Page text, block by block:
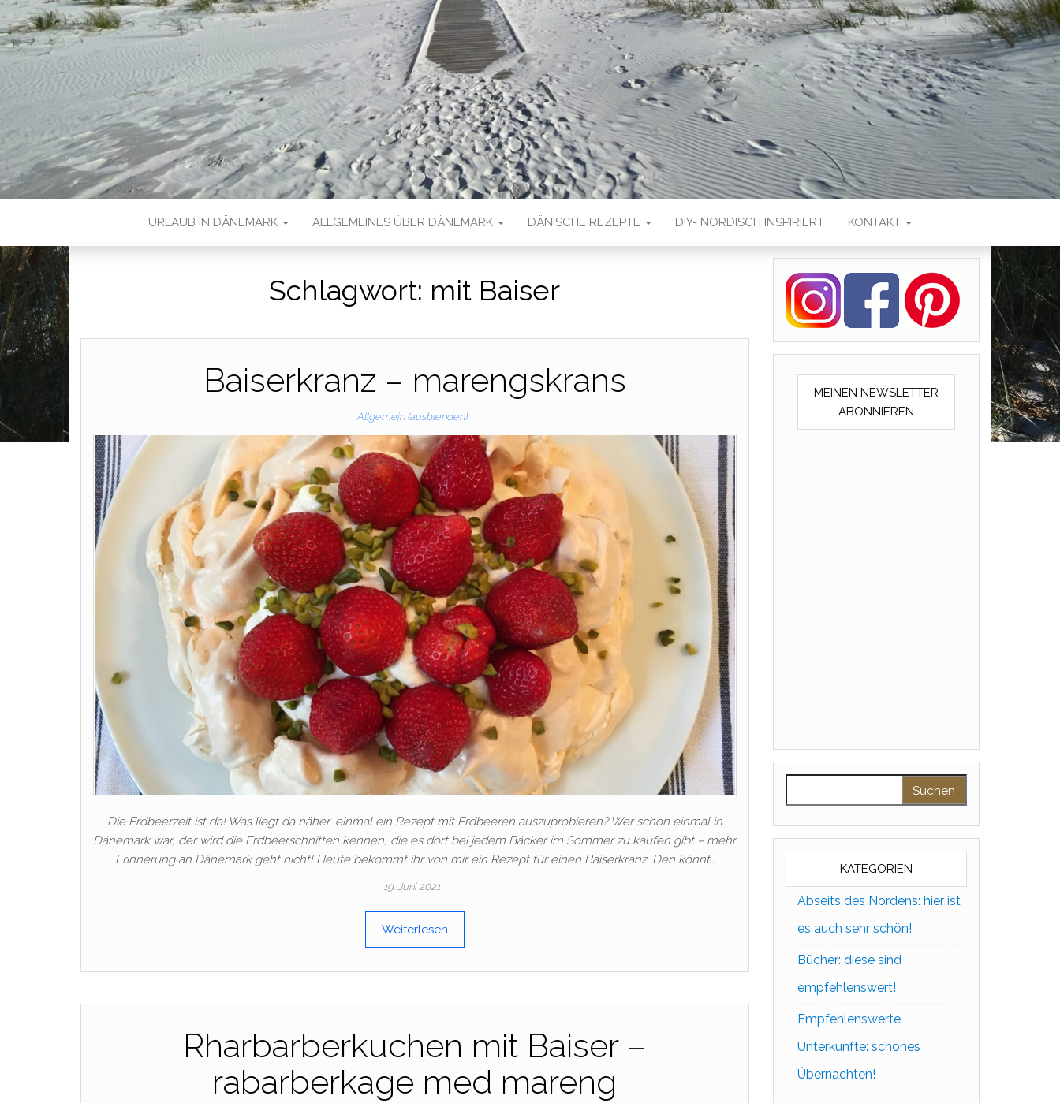
URLAUB IN DÄNEMARK ALLGEMEINES ÜBER DÄNEMARK DÄNISCHE REZEPTE DIY- NORDISCH INSPIRIERT KONTAKT
Schlagwort: mit Baiser
Baiserkranz – marengskrans
Allgemein (ausblenden)
Die Erdbeerzeit ist da! Was liegt da näher, einmal ein Rezept mit Erdbeeren auszuprobieren? Wer schon einmal in
Dänemark war, der wird die Erdbeerschnitten kennen, die es dort bei jedem Bäcker im Sommer zu kaufen gibt – mehr
Erinnerung an Dänemark geht nicht! Heute bekommt ihr von mir ein Rezept für einen Baiserkranz. Den könnt…
19. Juni 2021
Weiterlesen
Rharbarberkuchen mit Baiser –
rabarberkage med mareng
MEINEN NEWSLETTER
ABONNIEREN
KATEGORIEN
Abseits des Nordens: hier ist
es auch sehr schön!
Bücher: diese sind
empfehlenswert!
Empfehlenswerte
Unterkünfte: schönes
Übernachten!